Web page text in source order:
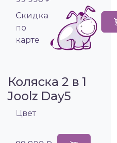
Cкидка
по
карте
Коляска 2 в 1
Joolz Day5
Цвет